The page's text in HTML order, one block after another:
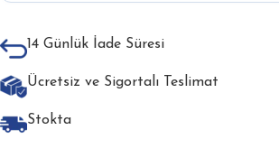
14 Günlük İade Süresi
Ücretsiz ve Sigortalı Teslimat
Stokta